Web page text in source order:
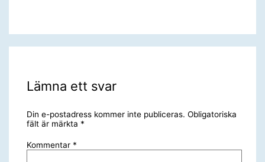
Lämna ett svar
Din e-postadress kommer inte publiceras. Obligatoriska
fält är märkta *
Kommentar *